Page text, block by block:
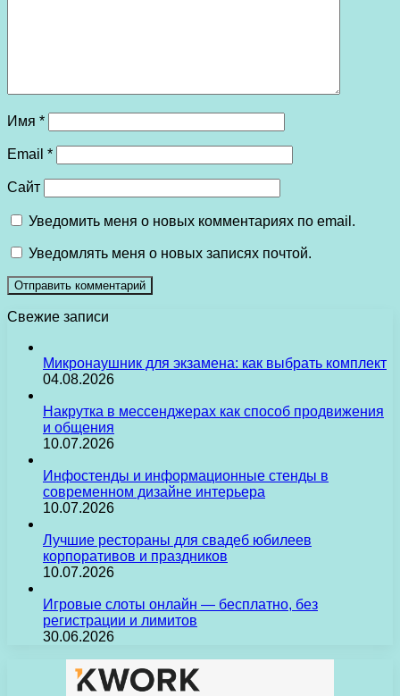
Имя *
Email *
Сайт
Уведомить меня о новых комментариях по email.
Уведомлять меня о новых записях почтой.
Свежие записи
Микронаушник для экзамена: как выбрать комплект
04.08.2026
Накрутка в мессенджерах как способ продвижения
и общения
10.07.2026
Инфостенды и информационные стенды в
современном дизайне интерьера
10.07.2026
Лучшие рестораны для свадеб юбилеев
корпоративов и праздников
10.07.2026
Игровые слоты онлайн — бесплатно, без
регистрации и лимитов
30.06.2026